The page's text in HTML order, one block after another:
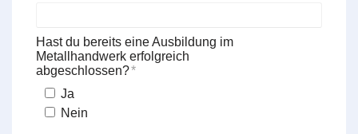
Hast du bereits eine Ausbildung im
Metallhandwerk erfolgreich
abgeschlossen?
Ja
Nein